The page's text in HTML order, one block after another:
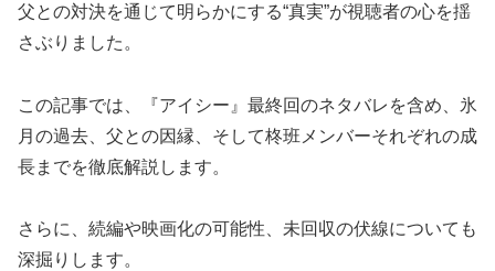
父との対決を通じて明らかにする“真実”が視聴者の心を揺
さぶりました。
この記事では、『アイシー』最終回のネタバレを含め、氷
月の過去、父との因縁、そして柊班メンバーそれぞれの成
長までを徹底解説します。
さらに、続編や映画化の可能性、未回収の伏線についても
深掘りします。